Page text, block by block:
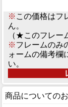
※ この価格はフ
ん。
（★このフレー
※フレームのみ
ォームの備考欄
い。
商品についての